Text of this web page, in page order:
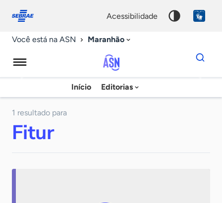
conosco
acessibilidade
Você está na ASN Maranhão
Agência
Sebrae
Início Editorias
Dados
para
chave
1 resultado para
Fitur